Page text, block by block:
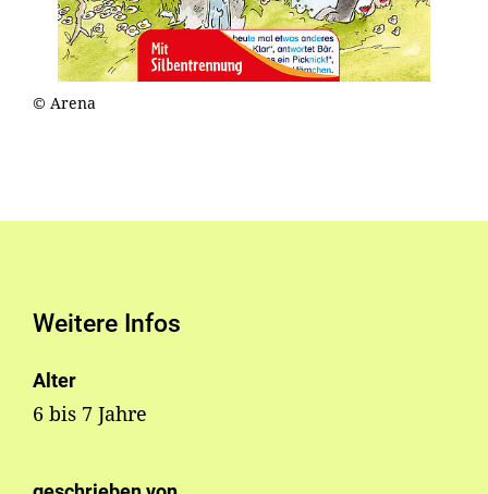
© Arena
Weitere Infos
Alter
6 bis 7 Jahre